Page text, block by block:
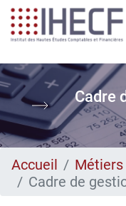
Aller
au
contenu
Cadre
Accueil
Métiers
Cadre de